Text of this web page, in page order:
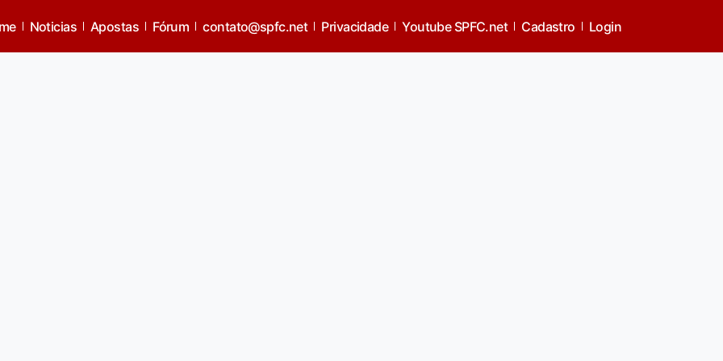
muito estranhas
Noticias Apostas Fórum contato@spfc.net Privacidade Youtube SPFC.net Cadastro Login